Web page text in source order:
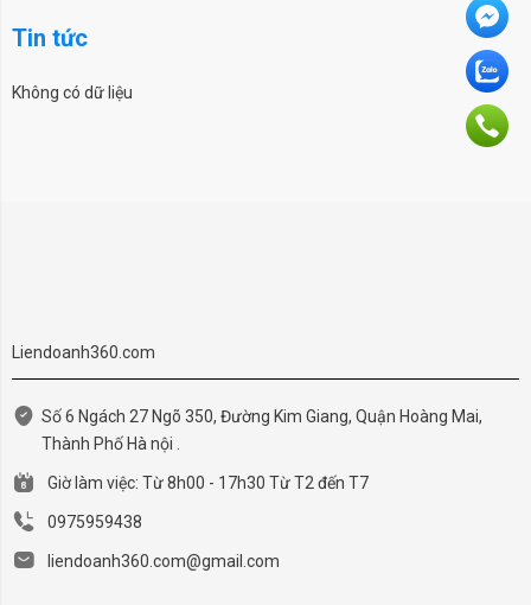
Tin tức
Không có dữ liệu
Liendoanh360.com
Số 6 Ngách 27 Ngõ 350, Đường Kim Giang, Quận Hoàng Mai,
Thành Phố Hà nội .
Giờ làm việc: Từ 8h00 - 17h30 Từ T2 đến T7
0975959438
liendoanh360.com@gmail.com